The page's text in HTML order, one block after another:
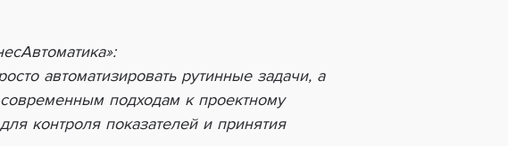
автоматизировать рутинные задачи, а
подходам к проектному
контроля показателей и принятия